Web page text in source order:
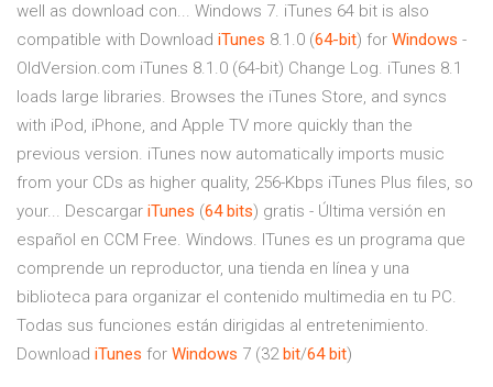
well as download con... Windows 7. iTunes 64 bit is also
compatible with Download iTunes 8.1.0 (64-bit) for Windows -
OldVersion.com iTunes 8.1.0 (64-bit) Change Log. iTunes 8.1
loads large libraries. Browses the iTunes Store, and syncs
with iPod, iPhone, and Apple TV more quickly than the
previous version. iTunes now automatically imports music
from your CDs as higher quality, 256-Kbps iTunes Plus files, so
your... Descargar iTunes (64 bits) gratis - Última versión en
español en CCM Free. Windows. ITunes es un programa que
comprende un reproductor, una tienda en línea y una
biblioteca para organizar el contenido multimedia en tu PC.
Todas sus funciones están dirigidas al entretenimiento.
Download iTunes for Windows 7 (32 bit/64 bit)